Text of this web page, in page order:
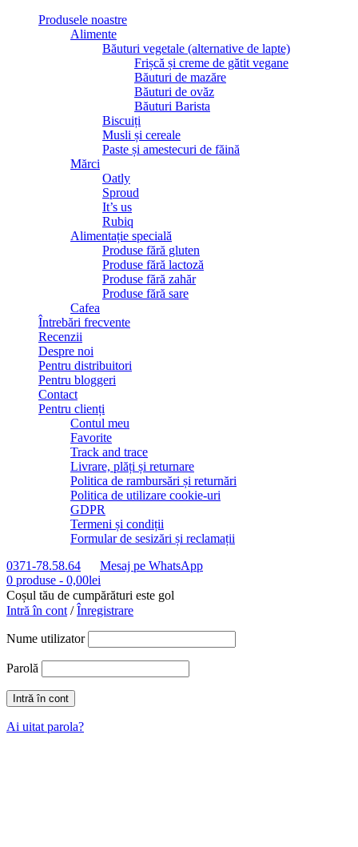
Produsele noastre
Alimente
Băuturi vegetale (alternative de lapte)
Frișcă și creme de gătit vegane
Băuturi de mazăre
Băuturi de ovăz
Băuturi Barista
Biscuiți
Musli și cereale
Paste și amestecuri de făină
Mărci
Oatly
Sproud
It’s us
Rubiq
Alimentație specială
Produse fără gluten
Produse fără lactoză
Produse fără zahăr
Produse fără sare
Cafea
Întrebări frecvente
Recenzii
Despre noi
Pentru distribuitori
Pentru bloggeri
Contact
Pentru clienți
Contul meu
Favorite
Track and trace
Livrare, plăți și returnare
Politica de rambursări și returnări
Politica de utilizare cookie-uri
GDPR
Termeni și condiții
Formular de sesizări și reclamații
0371-78.58.64
Mesaj pe WhatsApp
0 produse - 0,00lei
Coșul tău de cumpărături este gol
Intră în cont /Înregistrare
Nume utilizator
Parolă
Ai uitat parola?